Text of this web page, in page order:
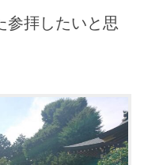
参拝したいと思